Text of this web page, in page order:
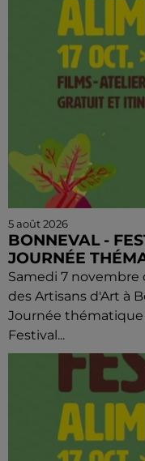
5 août 2026
BONNEVAL -
JOURNÉE
Samedi 7 novembre
des Artisans d'Art à
Journée thématique
Festival...